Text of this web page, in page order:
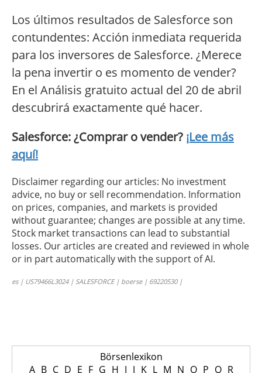
Los últimos resultados de Salesforce son
contundentes: Acción inmediata requerida
para los inversores de Salesforce. ¿Merece
la pena invertir o es momento de vender?
En el Análisis gratuito actual del 20 de abril
descubrirá exactamente qué hacer.
Salesforce: ¿Comprar o vender? ¡Lee más
aquí!
Disclaimer regarding our articles: No investment
advice, no buy or sell recommendation. Information
on prices, companies, and markets is provided
without guarantee; changes are possible at any time.
Stock market transactions can lead to substantial
losses. Our articles are created and reviewed in whole
or in part automatically with the support of AI.
es | US79466L3024 | SALESFORCE | boerse | 69220530 |
Börsenlexikon
A B C D E F G H I J K L M N O P Q R